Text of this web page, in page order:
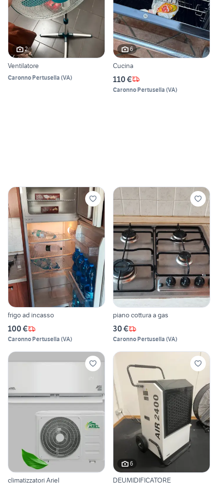
2
Ventilatore
Caronno Pertusella (VA)
6
Cucina
110 €
Caronno Pertusella (VA)
frigo ad incasso
100 €
Caronno Pertusella (VA)
piano cottura a gas
30 €
Caronno Pertusella (VA)
climatizzatori Ariel
6
DEUMIDIFICATORE